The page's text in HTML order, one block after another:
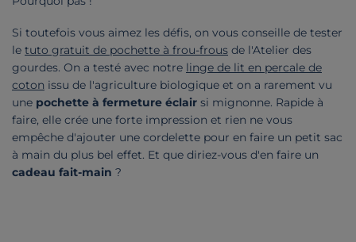
Si toutefois vous aimez les défis, on vous conseille de tester
le tuto gratuit de pochette à frou-frous de l'Atelier des
gourdes. On a testé avec notre linge de lit en percale de
coton issu de l'agriculture biologique et on a rarement vu
une pochette à fermeture éclair si mignonne. Rapide à
faire, elle crée une forte impression et rien ne vous
empêche d'ajouter une cordelette pour en faire un petit sac
à main du plus bel effet. Et que diriez-vous d'en faire un
cadeau fait-main ?